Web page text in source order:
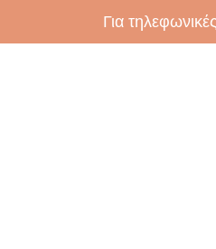
Για